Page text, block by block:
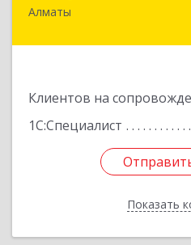
Алматы
Клиентов на
1С:Специалист
Показать
Казахстан, Алматы,